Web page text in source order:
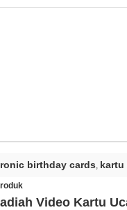
birthday cards, kartu
Video Kartu